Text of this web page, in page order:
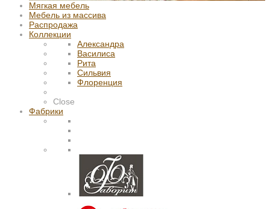
Мягкая мебель
Мебель из массива
Распродажа
Коллекции
Александра
Василиса
Рита
Сильвия
Флоренция
Close
Фабрики